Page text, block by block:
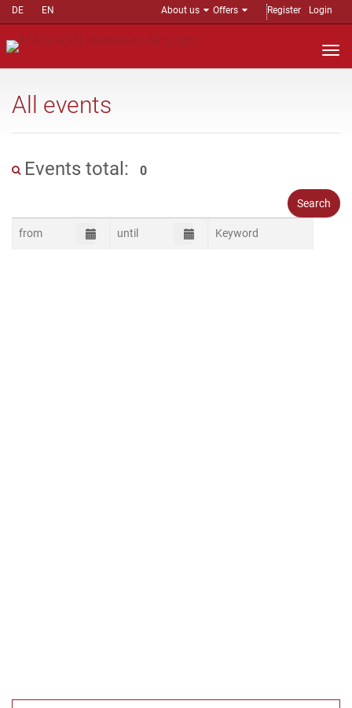
DE EN About us Offers Register Login
All events
Events total: 0